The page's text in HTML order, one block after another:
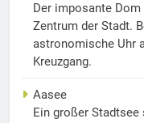
Der imposante
Zentrum der Stadt.
astronomische Uhr
Kreuzgang.
Aasee
Ein großer Stadtsee